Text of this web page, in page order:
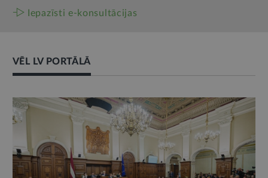
Iepazīsti e-konsultācijas
VĒL LV PORTĀLĀ